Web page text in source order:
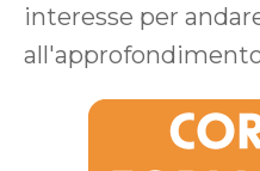
interesse per